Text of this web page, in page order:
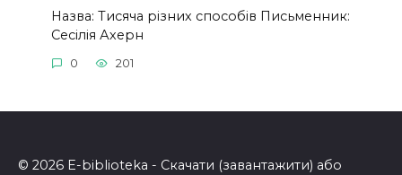
Назва: Тисяча різних способів Письменник:
Сесілія Ахерн
0 201
© 2026 E-biblioteka - Скачати (завантажити) або